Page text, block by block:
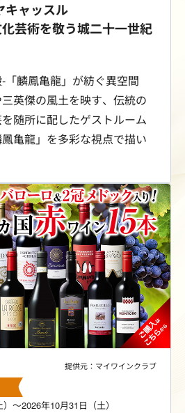
キャッスル
芸術を敬う城二十一世紀
「麟鳳亀龍」が紡ぐ異空間
英傑の風土を映す、伝統の
随所に配したゲストルーム
亀龍」を多彩な視点で描い
提供元：マイワインクラブ
～2026年10月31日（土）